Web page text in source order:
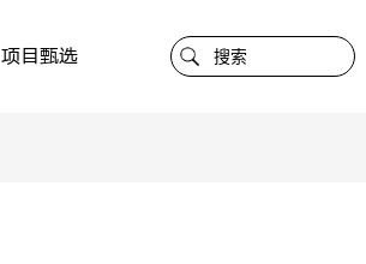
项目甄选